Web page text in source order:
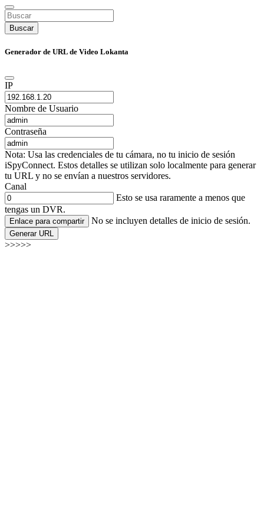
Buscar
Generador de URL de Video Lokanta
IP
Nombre de Usuario
Contraseña
Nota: Usa las credenciales de tu cámara, no tu inicio de sesión
iSpyConnect. Estos detalles se utilizan solo localmente para generar
tu URL y no se envían a nuestros servidores.
Canal
Esto se usa raramente a menos que
tengas un DVR.
Enlace para compartir No se incluyen detalles de inicio de sesión.
Generar URL
>>>>>